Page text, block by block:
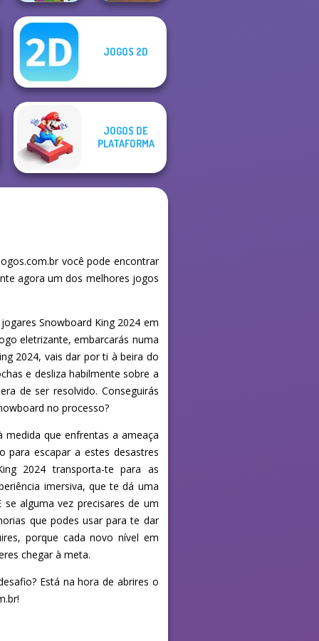
Pixel Christmas
JOGOS 2D
JOGOS DE
PLATAFORMA
você pode encontrar
agora um dos melhores jogos
Snowboard King 2024 em
eletrizante, embarcarás numa
2024, vais dar por ti à beira do
e desliza habilmente sobre a
de ser resolvido. Conseguirás
no processo?
medida que enfrentas a ameaça
para escapar a estes desastres
2024 transporta-te para as
imersiva, que te dá uma
alguma vez precisares de um
que podes usar para te dar
porque cada novo nível em
chegar à meta.
Está na hora de abrires o